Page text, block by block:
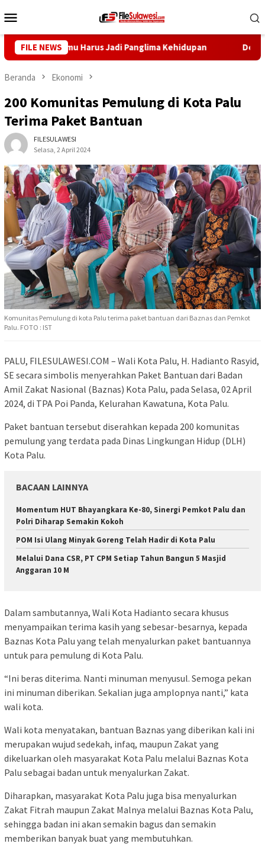
ke
Mobile
FILE NEWS
Ilmu Harus Jadi Panglima Kehidupan Dewan
Beranda Ekonomi
200 Komunitas Pemulung di Kota Palu
Terima Paket Bantuan
FILESULAWESI
Selasa, 2 April 2024
Komunitas Pemulung di kota Palu terima paket bantuan dari Baznas dan Pemkot
Palu. FOTO : IST
PALU, FILESULAWESI.COM – Wali Kota Palu, H. Hadianto Rasyid,
SE secara simbolis menyerahkan Paket Bantuan dari Badan
Amil Zakat Nasional (Baznas) Kota Palu, pada Selasa, 02 April
2024, di TPA Poi Panda, Kelurahan Kawatuna, Kota Palu.
Paket bantuan tersebut diserahkan kepada 200 komunitas
pemulung yang terdata pada Dinas Lingkungan Hidup (DLH)
Kota Palu.
BACAAN LAINNYA
Momentum HUT Bhayangkara Ke-80, Sinergi Pemkot Palu dan
Polri Diharap Semakin Kokoh
POM Isi Ulang Minyak Goreng Telah Hadir di Kota Palu
Melalui Dana CSR, PT CPM Setiap Tahun Bangun 5 Masjid
Anggaran 10 M
Dalam sambutannya, Wali Kota Hadianto secara khusus
menyampaikan terima kasih yang sebesar-besarnya, kepada
Baznas Kota Palu yang telah menyalurkan paket bantuannya
untuk para pemulung di Kota Palu.
“Ini beras diterima. Nanti minuman menyusul. Semoga pekan
ini minuman diberikan. Sekalian juga amplopnya nanti,” kata
wali kota.
Wali kota menyatakan, bantuan Baznas yang diberikan kali ini
merupakan wujud sedekah, infaq, maupun Zakat yang
dikeluarkan oleh masyarakat Kota Palu melalui Baznas Kota
Palu sebagai badan untuk menyalurkan Zakat.
Diharapkan, masyarakat Kota Palu juga bisa menyalurkan
Zakat Fitrah maupun Zakat Malnya melalui Baznas Kota Palu,
sehingga badan ini akan semakin bagus dan semakin
memberikan banyak buat yang membutuhkan.